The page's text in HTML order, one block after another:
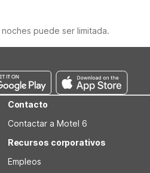
puede ser limitada.
Contacto
Contactar a Motel 6
Recursos corporativos
Empleos